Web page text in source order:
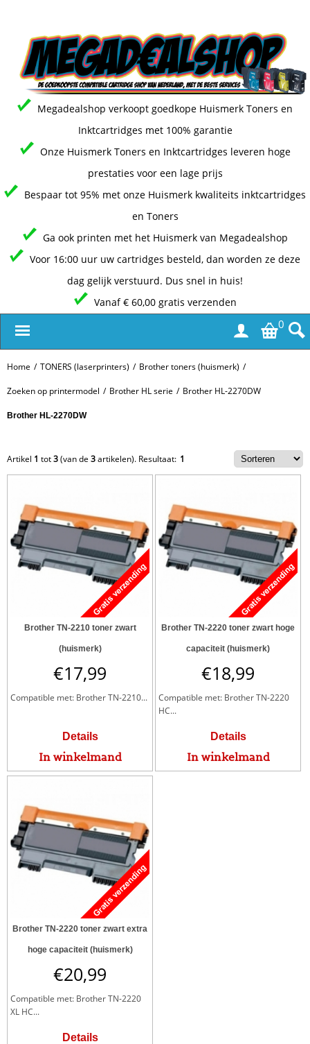
Megadealshop verkoopt goedkope Huismerk Toners en
Inktcartridges met 100% garantie
Onze Huismerk Toners en Inktcartridges leveren hoge
prestaties voor een lage prijs
Bespaar tot 95% met onze Huismerk kwaliteits inktcartridges
en Toners
Ga ook printen met het Huismerk van Megadealshop
Voor 16:00 uur uw cartridges besteld, dan worden ze deze
dag gelijk verstuurd. Dus snel in huis!
Vanaf € 60,00 gratis verzenden
0
Home / TONERS (laserprinters) / Brother toners (huismerk) /
Zoeken op printermodel / Brother HL serie / Brother HL-2270DW
Brother HL-2270DW
Artikel 1 tot3(van de 3artikelen). Resultaat: 1
Brother TN-2210 toner zwart
(huismerk)
€17,99
Compatible met: Brother TN-2210...
Details
In winkelmand
Brother TN-2220 toner zwart hoge
capaciteit (huismerk)
€18,99
Compatible met: Brother TN-2220
HC...
Details
In winkelmand
Brother TN-2220 toner zwart extra
hoge capaciteit (huismerk)
€20,99
Compatible met: Brother TN-2220
XL HC...
Details